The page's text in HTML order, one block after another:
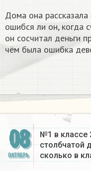
Дома она
ошибся ли он, когда
он сосчитал деньги
чём была ошибка
08
ОКТЯБРЬ
№1 в классе
столбчатой
сколько в